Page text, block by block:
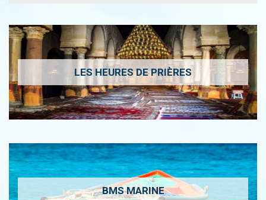
LES HEURES DE PRIÈRES
BMS MARINE